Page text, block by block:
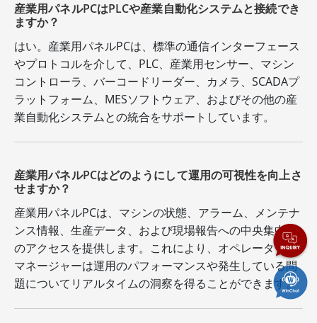
産業用パネルPCはPLCや産業自動化システムと接続でき
ますか？
はい。産業用パネルPCは、標準の通信インターフェース
やプロトコルを介して、PLC、産業用センサー、マシン
コントローラ、バーコードリーダー、カメラ、SCADAプ
ラットフォーム、MESソフトウェア、およびその他の産
業自動化システムとの統合をサポートしています。
産業用パネルPCはどのようにして運用の可視性を向上さ
せますか？
産業用パネルPCは、マシンの状態、アラーム、メンテナ
ンス情報、生産データ、および現場報告への中央集中型
のアクセスを提供します。これにより、オペレーターや
マネージャーは運用のパフォーマンスや発生している問
題についてリアルタイムの洞察を得ることができます。